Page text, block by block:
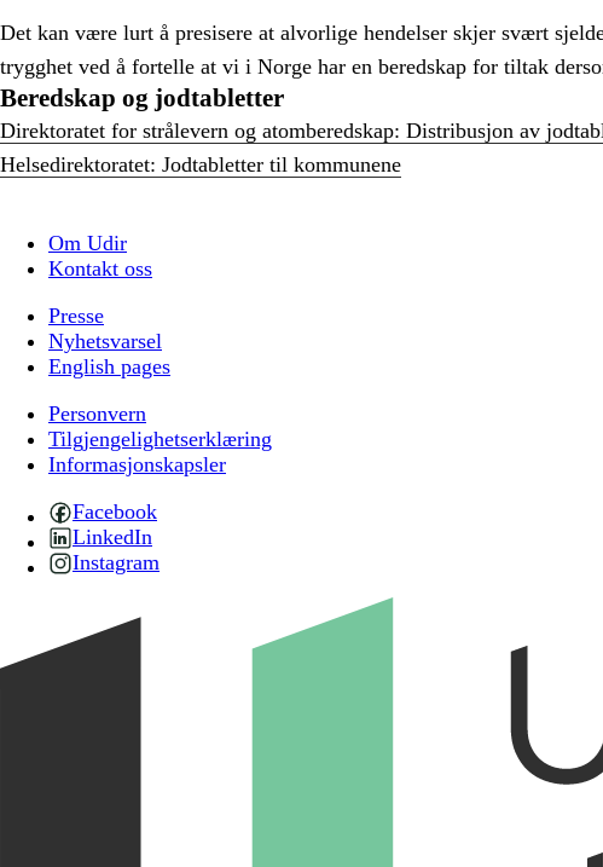
Det kan være lurt å presisere at alvorlige hendelser skjer svært
trygghet ved å fortelle at vi i Norge har en beredskap for tiltak
Beredskap og jodtabletter
Direktoratet for strålevern og atomberedskap: Distribusjon av
Helsedirektoratet: Jodtabletter til kommunene
Om Udir
Kontakt oss
Presse
Nyhetsvarsel
English pages
Personvern
Tilgjengelighetserklæring
Informasjonskapsler
Facebook
LinkedIn
Instagram